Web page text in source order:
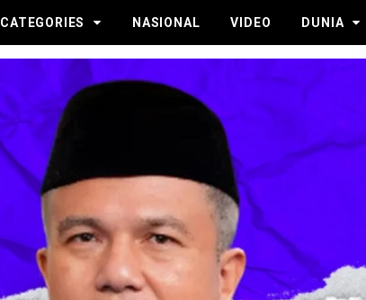
CATEGORIES NASIONAL VIDEO DUNIA